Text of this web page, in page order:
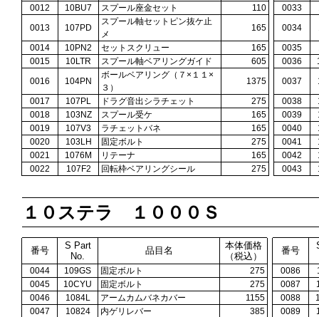
0012
10BU7 スプール座金セット 110 0033
0013
107PD
スプール軸セットピン抜ケ止
メ
165 0034
0014
10PN2 セットスクリュー 165 0035
0015
10LTR スプール軸ベアリングガイド 605 0036
0016
104PN
ボールベアリング（７×１１×
３）
1375 0037
0017
107PL ドラグ音出シラチェット 275 0038
0018
103NZ スプール受ケ 165 0039
0019
107V3 ラチェットバネ 165 0040
0020
103LH 固定ボルト 275 0041
0021
1076M リテーナ 165 0042
0022
107F2 回転枠ベアリングシール 275 0043
１０ステラ １０００Ｓ
番号
S Part
No.
品目名
本体価格
（税込）
番号
0044 109GS 固定ボルト 275 0086
0045
10CYU 固定ボルト 275 0087
0046
1084L アームカムバネカバー 1155 0088
0047
10824 内ゲリレバー 385 0089